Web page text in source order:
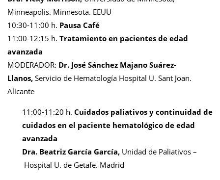
Minneapolis. Minnesota. EEUU
10:30-11:00 h. Pausa Café
11:00-12:15 h. Tratamiento en pacientes de edad
avanzada
MODERADOR: Dr. José Sánchez Majano Suárez-
Llanos, Servicio de Hematología Hospital U. Sant Joan.
Alicante
11:00-11:20 h. Cuidados paliativos y continuidad de
cuidados en el paciente hematológico de edad
avanzada
Dra. Beatriz García García, Unidad de Paliativos –
Hospital U. de Getafe. Madrid